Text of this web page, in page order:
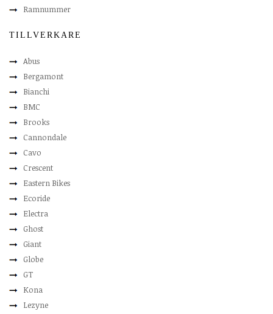
Ramnummer
TILLVERKARE
Abus
Bergamont
Bianchi
BMC
Brooks
Cannondale
Cavo
Crescent
Eastern Bikes
Ecoride
Electra
Ghost
Giant
Globe
GT
Kona
Lezyne